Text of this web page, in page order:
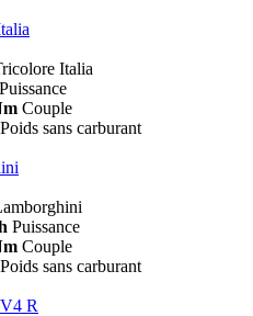
Italia
Puissance
Couple
Poids sans carburant
Puissance
Couple
Poids sans carburant
R